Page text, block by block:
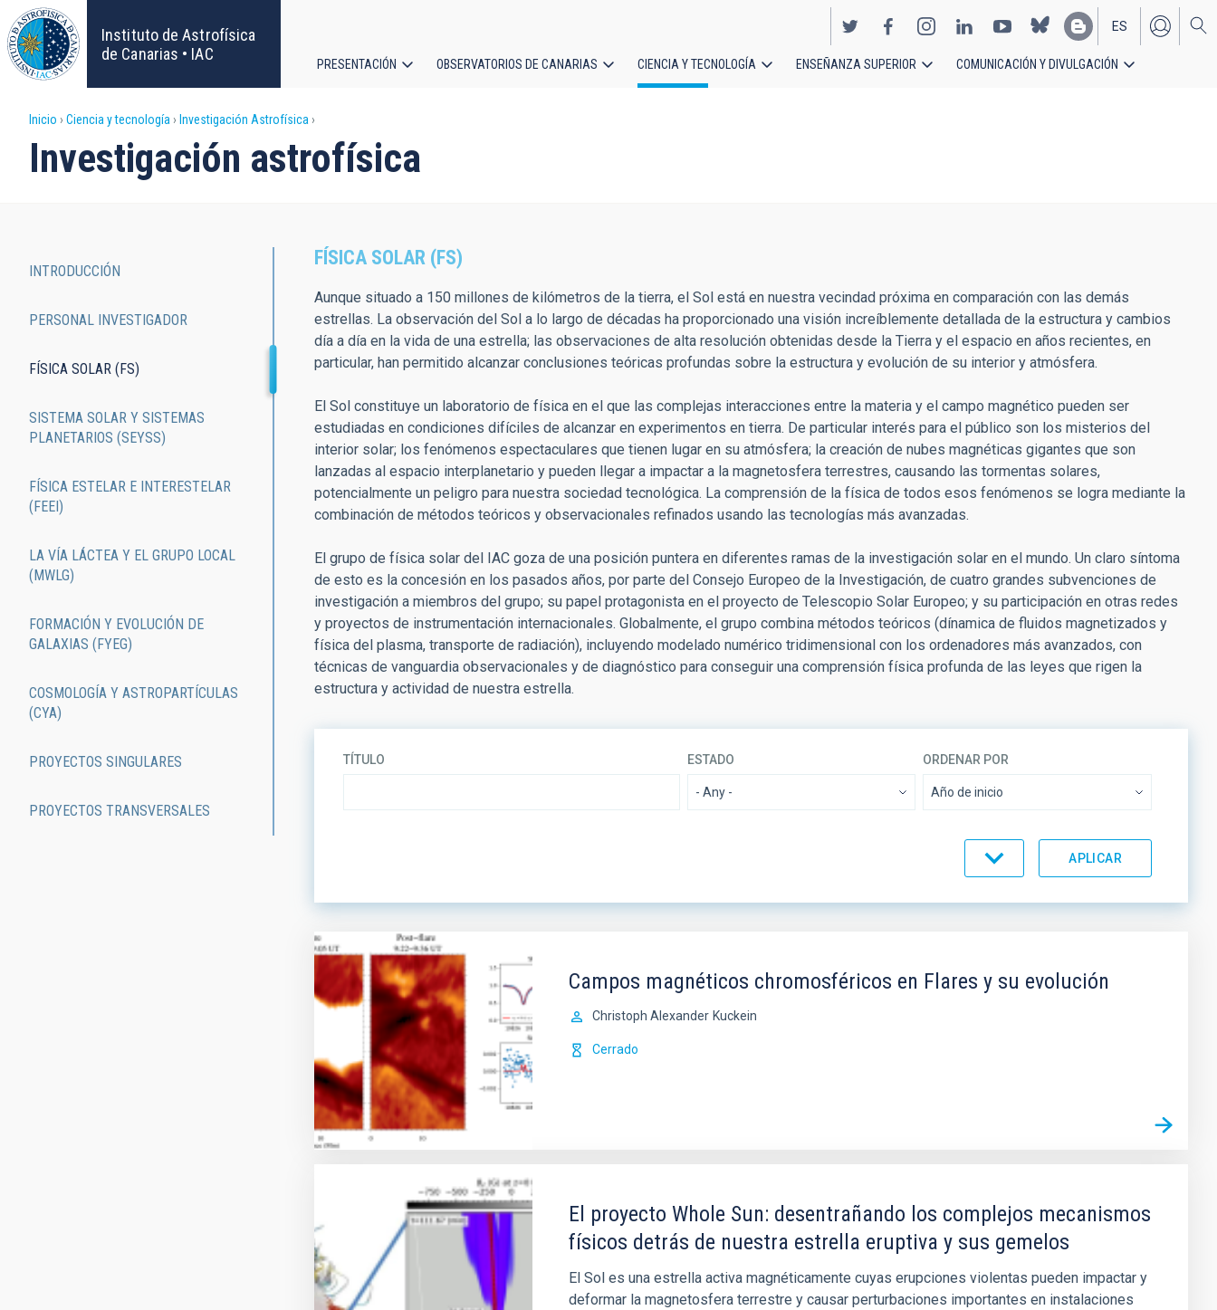
Pasar
al
contenido
principal
Instituto de Astrofísica
de Canarias • IAC
EN
ES
principal
PRESENTACIÓN OBSERVATORIOS DE CANARIAS CIENCIA Y TECNOLOGÍA ENSEÑANZA SUPERIOR COMUNICACIÓN Y DIVULGACIÓN
Sobrescribir
enlaces
la
navegación
Inicio Ciencia y tecnología Investigación Astrofísica
Investigación astrofísica
FÍSICA SOLAR (FS)
Aunque situado a 150 millones de kilómetros de la tierra, el Sol está en nuestra vecindad próxima en comparación con las demás
estrellas. La observación del Sol a lo largo de décadas ha proporcionado una visión increíblemente detallada de la estructura y cambios
día a día en la vida de una estrella; las observaciones de alta resolución obtenidas desde la Tierra y el espacio en años recientes, en
particular, han permitido alcanzar conclusiones teóricas profundas sobre la estructura y evolución de su interior y atmósfera.
El Sol constituye un laboratorio de física en el que las complejas interacciones entre la materia y el campo magnético pueden ser
estudiadas en condiciones difíciles de alcanzar en experimentos en tierra. De particular interés para el público son los misterios del
interior solar; los fenómenos espectaculares que tienen lugar en su atmósfera; la creación de nubes magnéticas gigantes que son
lanzadas al espacio interplanetario y pueden llegar a impactar a la magnetosfera terrestres, causando las tormentas solares,
potencialmente un peligro para nuestra sociedad tecnológica. La comprensión de la física de todos esos fenómenos se logra mediante la
combinación de métodos teóricos y observacionales refinados usando las tecnologías más avanzadas.
El grupo de física solar del IAC goza de una posición puntera en diferentes ramas de la investigación solar en el mundo. Un claro síntoma
de esto es la concesión en los pasados años, por parte del Consejo Europeo de la Investigación, de cuatro grandes subvenciones de
investigación a miembros del grupo; su papel protagonista en el proyecto de Telescopio Solar Europeo; y su participación en otras redes
y proyectos de instrumentación internacionales. Globalmente, el grupo combina métodos teóricos (dínamica de fluidos magnetizados y
física del plasma, transporte de radiación), incluyendo modelado numérico tridimensional con los ordenadores más avanzados, con
técnicas de vanguardia observacionales y de diagnóstico para conseguir una comprensión física profunda de las leyes que rigen la
estructura y actividad de nuestra estrella.
TÍTULO ESTADO ORDENAR POR
Campos magnéticos chromosféricos en Flares y su evolución
Christoph Alexander Kuckein
Cerrado
El proyecto Whole Sun: desentrañando los complejos mecanismos
físicos detrás de nuestra estrella eruptiva y sus gemelos
El Sol es una estrella activa magnéticamente cuyas erupciones violentas pueden impactar y
deformar la magnetosfera terrestre y causar perturbaciones importantes en instalaciones
navigation
INTRODUCCIÓN
PERSONAL INVESTIGADOR
FÍSICA SOLAR (FS)
SISTEMA SOLAR Y SISTEMAS
PLANETARIOS (SEYSS)
FÍSICA ESTELAR E INTERESTELAR
(FEEI)
LA VÍA LÁCTEA Y EL GRUPO LOCAL
(MWLG)
FORMACIÓN Y EVOLUCIÓN DE
GALAXIAS (FYEG)
COSMOLOGÍA Y ASTROPARTÍCULAS
(CYA)
PROYECTOS SINGULARES
PROYECTOS TRANSVERSALES